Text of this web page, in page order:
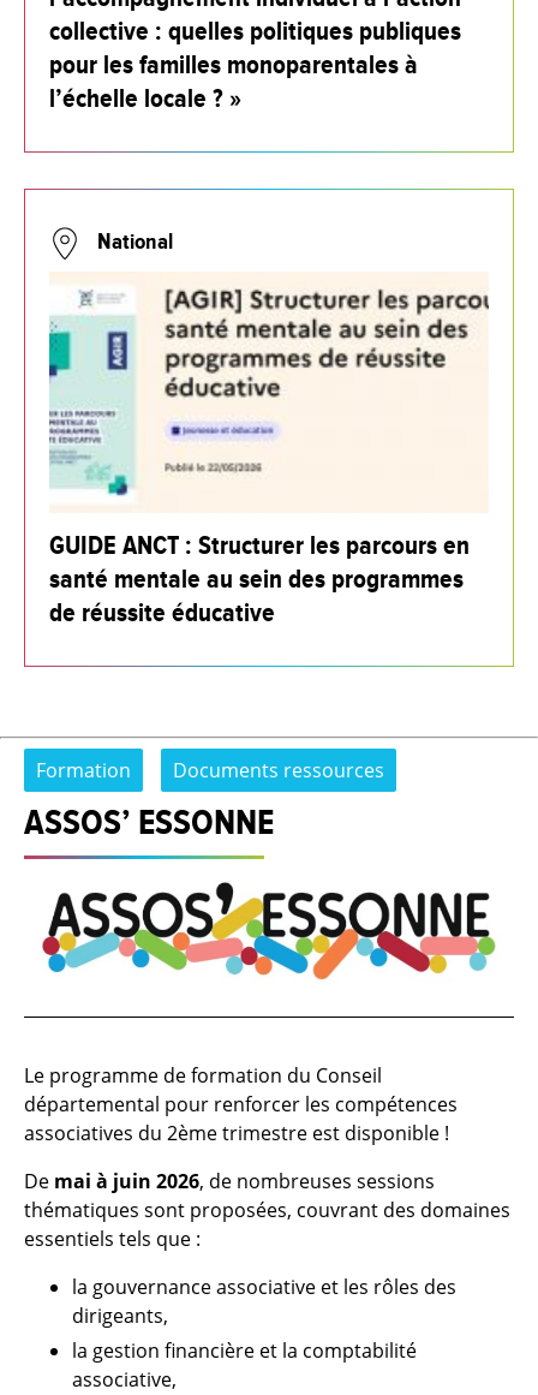
collective : quelles politiques publiques
pour les familles monoparentales à
l’échelle locale ? »
National
GUIDE ANCT : Structurer les parcours en
santé mentale au sein des programmes
de réussite éducative
Formation Documents ressources
ASSOS’ ESSONNE
Le programme de formation du Conseil
départemental pour renforcer les compétences
associatives du 2ème trimestre est disponible !
De mai à juin 2026, de nombreuses sessions
thématiques sont proposées, couvrant des domaines
essentiels tels que :
la gouvernance associative et les rôles des
dirigeants,
la gestion financière et la comptabilité
associative,